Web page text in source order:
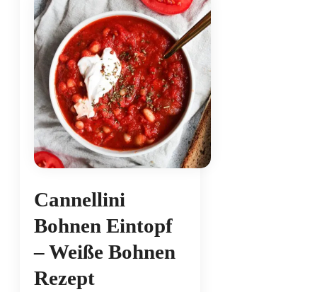
Cannellini
Bohnen Eintopf
– Weiße Bohnen
Rezept